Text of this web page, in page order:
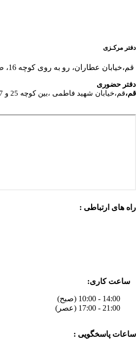
دفتر مرکـزی
قم،خیابان عطاران، رو به روی کوچه 16، طبقه فوقانی دفتر پیشخوان
دفتر حضوری
قم،قم،خیابان شهید فاطمی ،بین کوچه 25 و 27، رو به روی بهزیستی
راه های ارتباطی :
ساعت کاری:
ساعات پاسخگویی :